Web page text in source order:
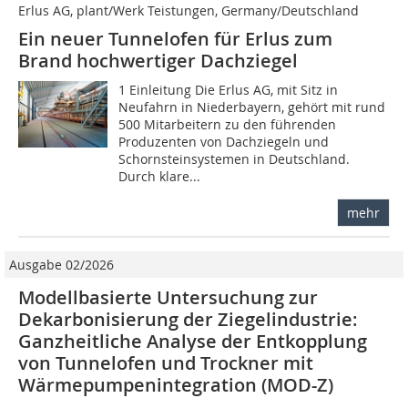
Erlus AG, plant/Werk Teistungen, Germany/Deutschland
Ein neuer Tunnelofen für Erlus zum
Brand hochwertiger Dachziegel
1 Einleitung Die Erlus AG, mit Sitz in
Neufahrn in Niederbayern, gehört mit rund
500 Mitarbeitern zu den führenden
Produzenten von Dachziegeln und
Schornsteinsystemen in Deutschland.
Durch klare...
mehr
Ausgabe 02/2026
Modellbasierte Untersuchung zur
Dekarbonisierung der Ziegelindustrie:
Ganzheitliche Analyse der Entkopplung
von Tunnelofen und Trockner mit
Wärmepumpenintegration (MOD-Z)